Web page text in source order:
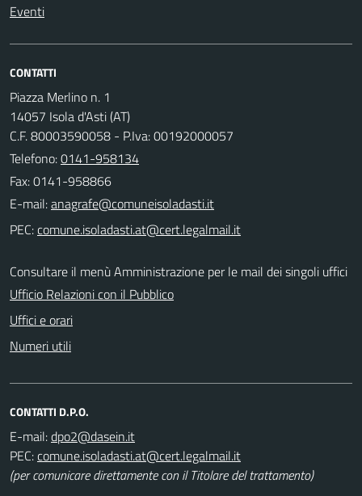
Eventi
CONTATTI
Piazza Merlino n. 1
14057 Isola d'Asti (AT)
C.F. 80003590058 - P.Iva: 00192000057
Telefono:0141-958134
Fax: 0141-958866
E-mail:
PEC:
Consultare il menù Amministrazione per le mail dei singoli uffici
Ufficio Relazioni con il Pubblico
Uffici e orari
Numeri utili
CONTATTI D.P.O.
E-mail:
PEC:
(per comunicare direttamente con il Titolare del trattamento)